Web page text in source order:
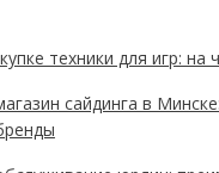
техники для игр: на
сайдинга в